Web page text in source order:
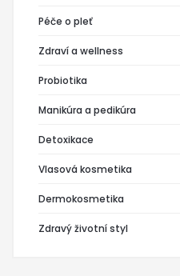
Péče o pleť
Zdraví a wellness
Probiotika
Manikúra a pedikúra
Detoxikace
Vlasová kosmetika
Dermokosmetika
Zdravý životní styl